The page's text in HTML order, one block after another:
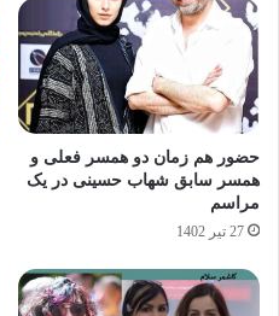
حضور هم زمان دو همسر فعلی و
همسر سابق شهاب حسینی در یک
مراسم
27 تیر 1402